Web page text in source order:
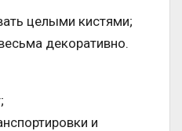
целыми кистями;
декоративно.
и